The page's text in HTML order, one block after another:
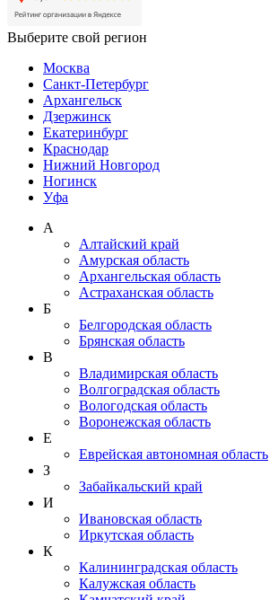
Выберите свой регион
Москва
Санкт-Петербург
Архангельск
Дзержинск
Екатеринбург
Краснодар
Нижний Новгород
Ногинск
Уфа
А
Алтайский край
Амурская область
Архангельская область
Астраханская область
Б
Белгородская область
Брянская область
В
Владимирская область
Волгоградская область
Вологодская область
Воронежская область
Е
Еврейская автономная область
З
Забайкальский край
И
Ивановская область
Иркутская область
К
Калининградская область
Калужская область